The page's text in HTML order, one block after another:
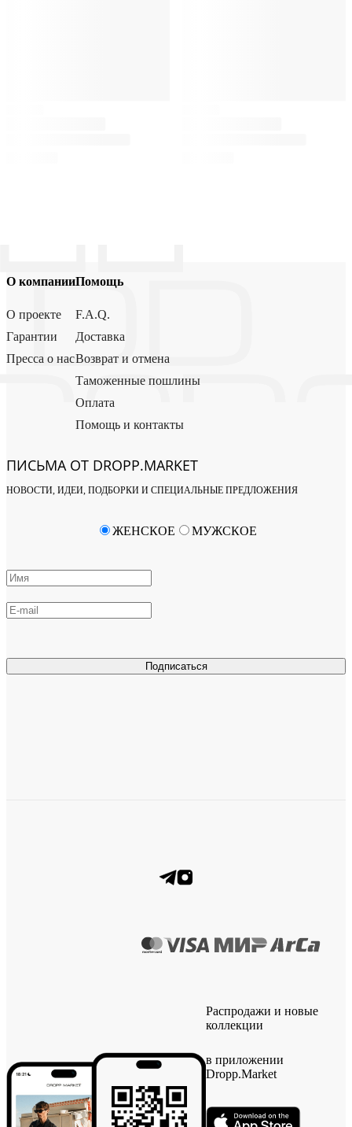
О компании
О проекте
Гарантии
Пресса о нас
Помощь
F.A.Q.
Доставка
Возврат и отмена
Таможенные пошлины
Оплата
Помощь и контакты
ПИСЬМА ОТ DROPP.MARKET
НОВОСТИ, ИДЕИ, ПОДБОРКИ И СПЕЦИАЛЬНЫЕ ПРЕДЛОЖЕНИЯ
Подписаться
ЖЕНСКОЕ МУЖСКОЕ
Распродажи и новые
коллекции
в приложении
Dropp.Market